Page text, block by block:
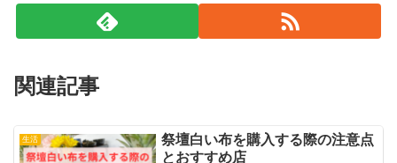
関連記事
生活
祭壇白い布を購入する際の注意点
とおすすめ店